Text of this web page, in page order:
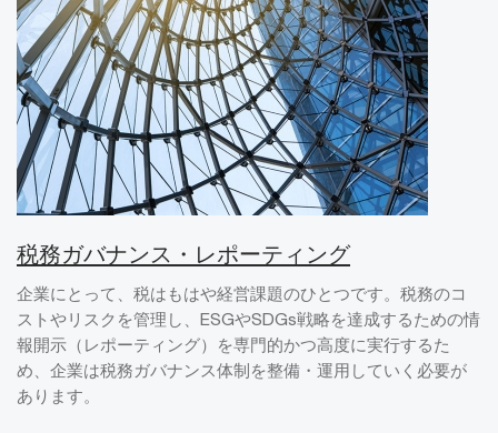
税務ガバナンス・レポーティング
企業にとって、税はもはや経営課題のひとつです。税務のコ
ストやリスクを管理し、ESGやSDGs戦略を達成するための情
報開示（レポーティング）を専門的かつ高度に実行するた
め、企業は税務ガバナンス体制を整備・運用していく必要が
あります。